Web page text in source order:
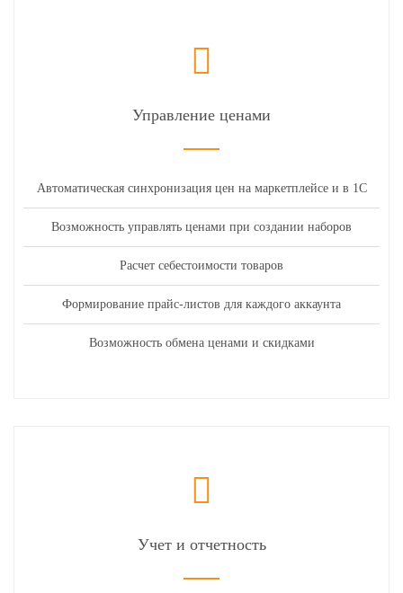
Управление ценами
Автоматическая синхронизация цен на маркетплейсе и в 1С
Возможность управлять ценами при создании наборов
Расчет себестоимости товаров
Формирование прайс-листов для каждого аккаунта
Возможность обмена ценами и скидками
Учет и отчетность